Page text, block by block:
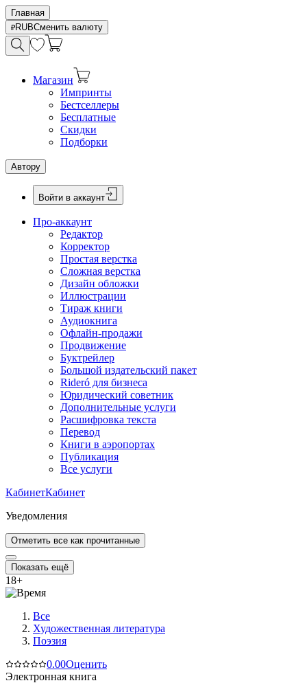
Главная
RUBСменить валюту
Магазин
Импринты
Бестселлеры
Бесплатные
Скидки
Подборки
Автору
Войти в аккаунт
Про-аккаунт
Редактор
Корректор
Простая верстка
Сложная верстка
Дизайн обложки
Иллюстрации
Тираж книги
Аудиокнига
Офлайн-продажи
Продвижение
Буктрейлер
Большой издательский пакет
Rideró для бизнеса
Юридический советник
Дополнительные услуги
Расшифровка текста
Перевод
Книги в аэропортах
Публикация
Все услуги
КабинетКабинет
Уведомления
Отметить все как прочитанные
Показать ещё
18+
Все
Художественная литература
Поэзия
0.00Оценить
Электронная книга